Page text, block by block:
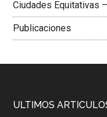
Ciudades Equitativas
Publicaciones
ULTIMOS